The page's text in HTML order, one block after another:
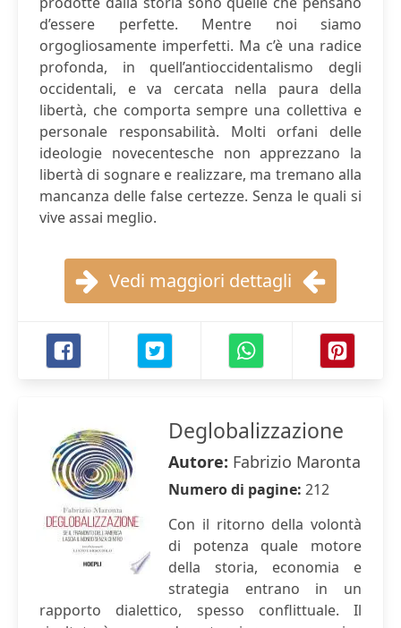
d’essere perfette. Mentre noi siamo
orgogliosamente imperfetti. Ma c’è una radice
profonda, in quell’antioccidentalismo degli
occidentali, e va cercata nella paura della
libertà, che comporta sempre una collettiva e
personale responsabilità. Molti orfani delle
ideologie novecentesche non apprezzano la
libertà di sognare e realizzare, ma tremano alla
mancanza delle false certezze. Senza le quali si
vive assai meglio.
Vedi maggiori dettagli
Deglobalizzazione
Autore: Fabrizio Maronta
Numero di pagine: 212
Con il ritorno della volontà
di potenza quale motore
della storia, economia e
strategia entrano in un
rapporto dialettico, spesso conflittuale. Il